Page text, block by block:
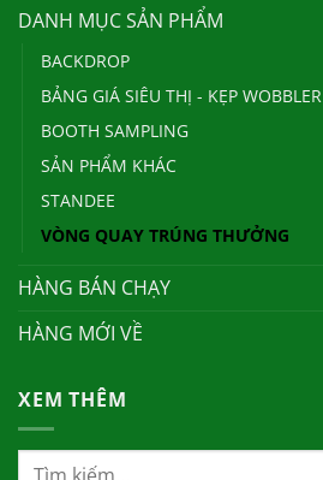
DANH MỤC SẢN PHẨM
BACKDROP
BẢNG GIÁ SIÊU THỊ - KẸP WOBBLER
BOOTH SAMPLING
SẢN PHẨM KHÁC
STANDEE
VÒNG QUAY TRÚNG THƯỞNG
HÀNG BÁN CHẠY
HÀNG MỚI VỀ
XEM THÊM